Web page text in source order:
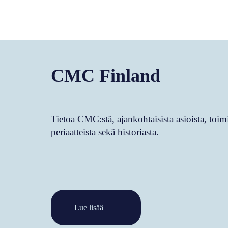
CMC Finland
Tietoa CMC:stä, ajankohtaisista asioista,
periaatteista sekä historiasta.
Lue lisää